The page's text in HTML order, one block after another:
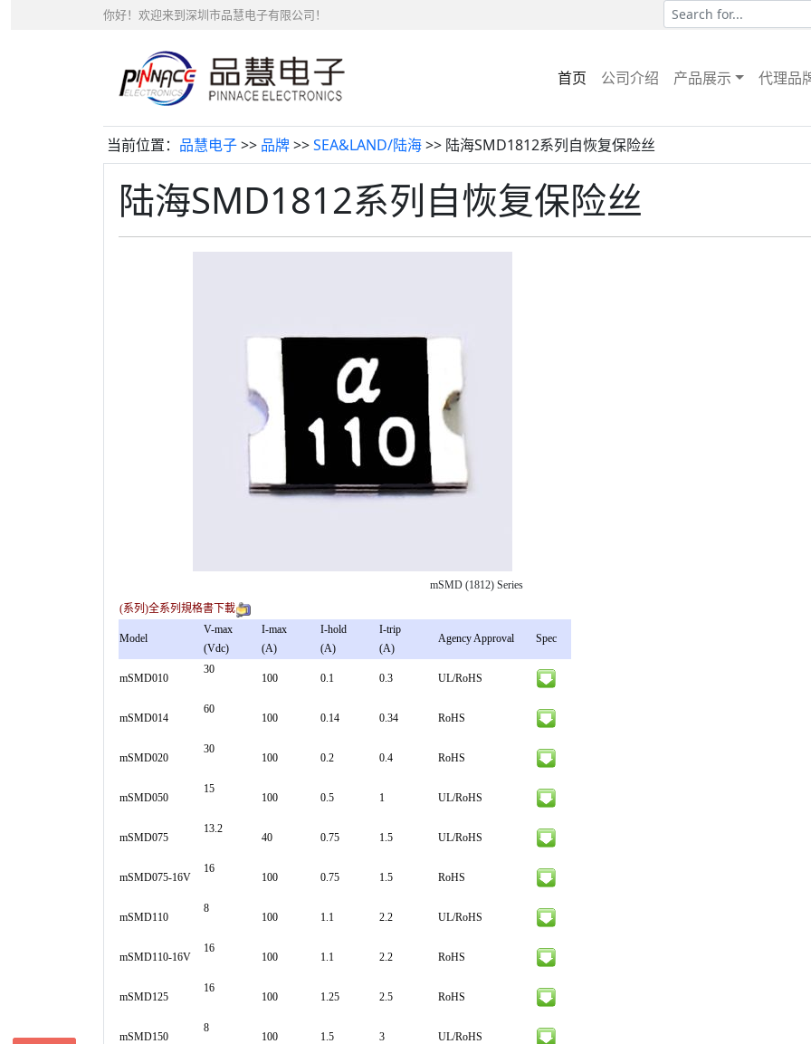
你好！欢迎来到深圳市品慧电子有限公司！
首页 公司介绍 产品展示 代理品
当前位置： 品慧电子>> 品牌>>SEA&LAND/陆海>> 陆海SMD1812系列自恢复保险丝
陆海SMD1812系列自恢复保险丝
mSMD (1812) Series
(系列)全系列規格書下載
Model
V-max
(Vdc)
I-max
(A)
I-hold
(A)
I-trip
(A)
Agency Approval Spec
mSMD010
30
100 0.1 0.3 UL/RoHS
mSMD014
60
100 0.14 0.34 RoHS
mSMD020
30
100 0.2 0.4 RoHS
mSMD050
15
100 0.5 1 UL/RoHS
mSMD075
13.2
40 0.75 1.5 UL/RoHS
mSMD075-16V
16
100 0.75 1.5 RoHS
mSMD110
8
100 1.1 2.2 UL/RoHS
mSMD110-16V
16
100 1.1 2.2 RoHS
mSMD125
16
100 1.25 2.5 RoHS
mSMD150
8
100 1.5 3 UL/RoHS